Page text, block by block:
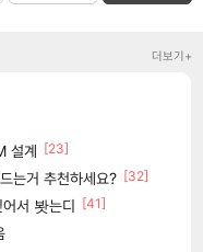
더보기+
설계 [23]
는거 추천하세요? [32]
서 봣는디 [41]